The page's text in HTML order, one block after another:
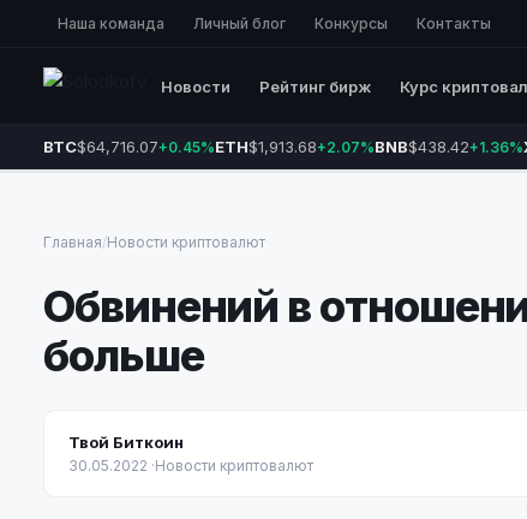
Наша команда Личный блог Конкурсы Контакты
Новости Рейтинг бирж Курс
BTC$64,716.07+0.45%ETH$1,913.68+2.07%BNB$438.42+1.36%
Главная/Новости криптовалют
Обвинений в
больше
Твой Биткоин
30.05.2022 ·Новости криптовалют